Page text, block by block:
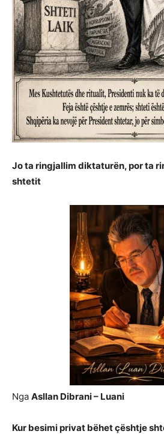
Jo ta ringjallim diktaturën, por ta
shtetit
Nga Asllan Dibrani – Luani
Kur besimi privat bëhet çështje